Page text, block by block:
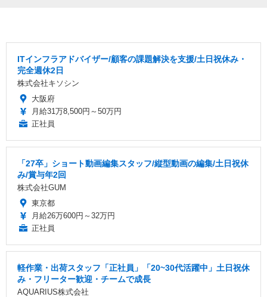
ITインフラアドバイザー/顧客の課題解決を支援/土日祝休み・
完全週休2日
株式会社キソシン
大阪府
月給31万8,500円～50万円
正社員
「27卒」ショート動画編集スタッフ/縦型動画の編集/土日祝休
み/賞与年2回
株式会社GUM
東京都
月給26万600円～32万円
正社員
軽作業・出荷スタッフ「正社員」「20~30代活躍中」土日祝休
み・フリーター歓迎・チームで成長
AQUARIUS株式会社